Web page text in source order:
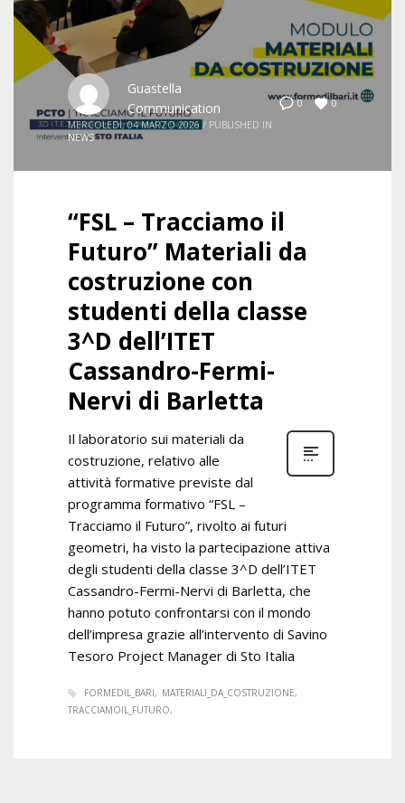
0 0
Guastella
Communication
MERCOLEDÌ, 04 MARZO 2026 / PUBLISHED IN
NEWS
“FSL – Tracciamo il
Futuro” Materiali da
costruzione con
studenti della classe
3^D dell’ITET
Cassandro-Fermi-
Nervi di Barletta
Il laboratorio sui materiali da
costruzione, relativo alle
attività formative previste dal
programma formativo “FSL –
Tracciamo il Futuro”, rivolto ai futuri
geometri, ha visto la partecipazione attiva
degli studenti della classe 3^D dell’ITET
Cassandro-Fermi-Nervi di Barletta, che
hanno potuto confrontarsi con il mondo
dell’impresa grazie all’intervento di Savino
Tesoro Project Manager di Sto Italia
FORMEDIL_BARI
MATERIALI_DA_COSTRUZIONE
TRACCIAMOIL_FUTURO